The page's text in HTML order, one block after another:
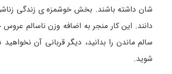
شان داشته باشند. بخش خوشمزه ی زندگی
دانند. این کار منجر به اضافه وزن ناسالم
سالم ماندن را بدانید، دیگر قربانی آن
شوید.